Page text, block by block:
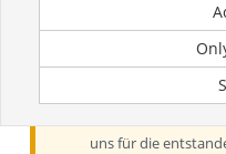
Aktueller
Liebe Kundinnen
Preis- und
uns für die